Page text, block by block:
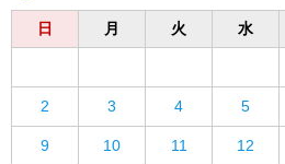
日 月 火 水
2 3 4 5
9 10 11 12